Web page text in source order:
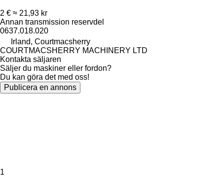
2 € ≈ 21,93 kr
Annan transmission reservdel
0637.018.020
Irland, Courtmacsherry
COURTMACSHERRY MACHINERY LTD
Kontakta säljaren
Säljer du maskiner eller fordon?
Du kan göra det med oss!
Publicera en annons
1